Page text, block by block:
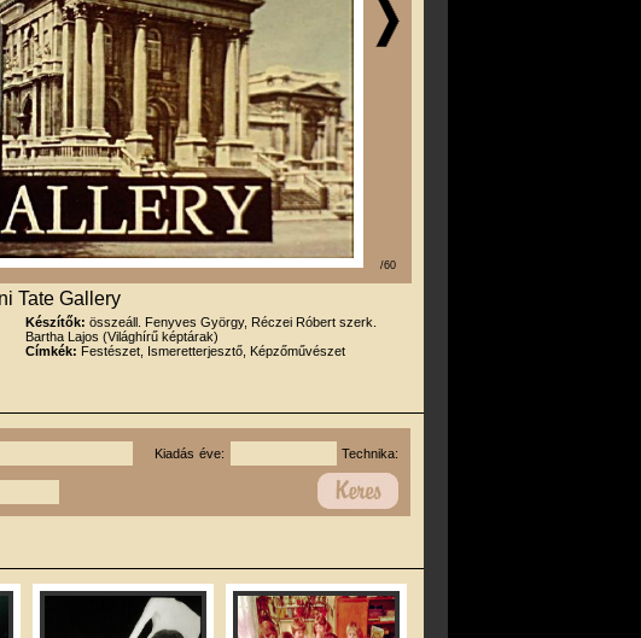
/60
Tate Gallery
Készítők: összeáll. Fenyves György, Réczei Róbert szerk.
Bartha Lajos (Világhírű képtárak)
Címkék: Festészet, Ismeretterjesztő, Képzőművészet
Kiadás éve: Technika: